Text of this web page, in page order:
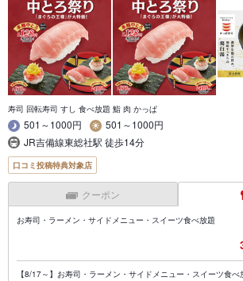
寿司 回転寿司 すし 食べ放題 鮨 肉 かっぱ
501～1000円
501～1000円
JR吉備線東総社駅 徒歩14分
口コミ投稿特典対象店
クーポン
お寿司・ラーメン・サイドメニュー・スイーツ食べ放題
【8/17～】お寿司・ラーメン・サイドメニュー・スイーツ食べ